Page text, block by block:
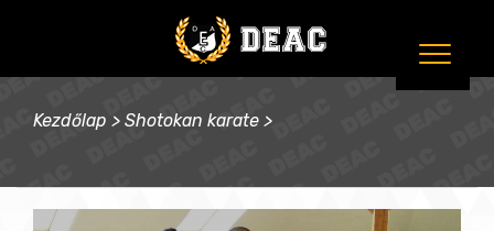
Kezdőlap > Shotokan karate >